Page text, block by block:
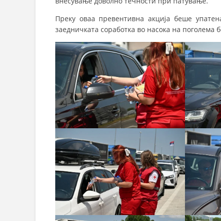
Преку оваа превентивна акција беше
заедничката соработка во насока на поголема